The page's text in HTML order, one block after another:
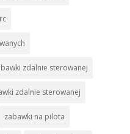
zdalnie sterowanej
zdalnie sterowanej
zabawki na pilota